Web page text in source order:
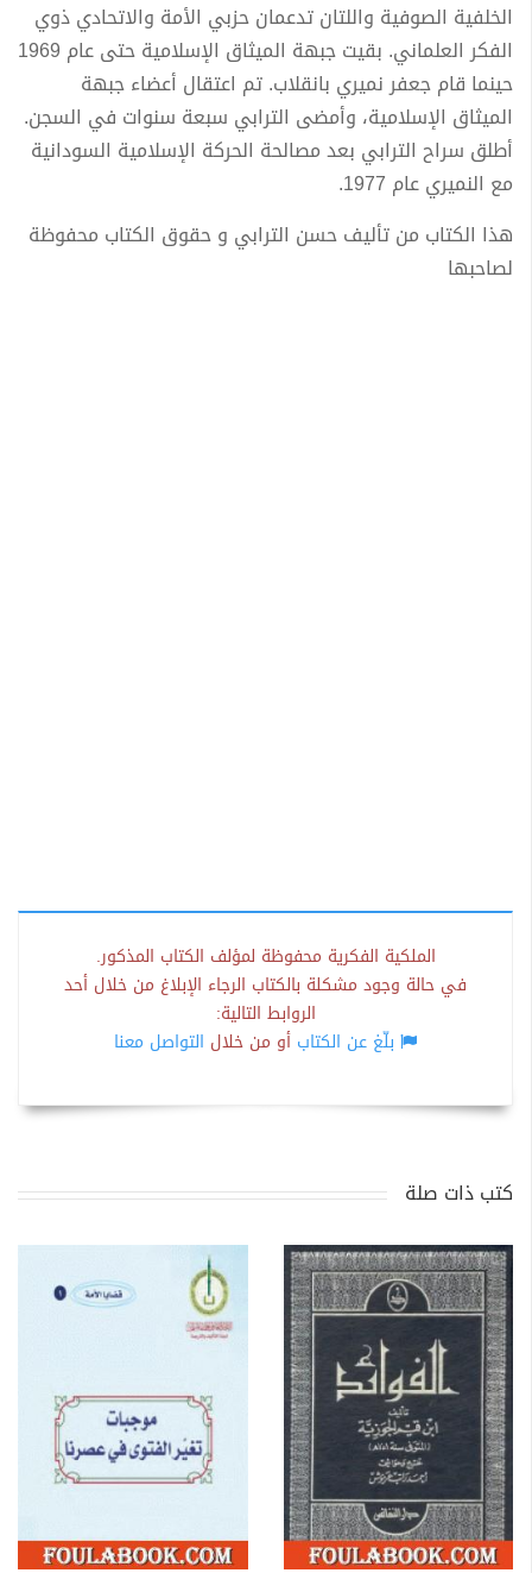
الخلفية الصوفية واللتان تدعمان حزبي الأمة والاتحادي ذوي
الفكر العلماني. بقيت جبهة الميثاق الإسلامية حتى عام 1969
حينما قام جعفر نميري بانقلاب. تم اعتقال أعضاء جبهة
الميثاق الإسلامية، وأمضى الترابي سبعة سنوات في السجن.
أطلق سراح الترابي بعد مصالحة الحركة الإسلامية السودانية
مع النميري عام 1977.
هذا الكتاب من تأليف حسن الترابي و حقوق الكتاب محفوظة
لصاحبها
الملكية الفكرية محفوظة لمؤلف الكتاب المذكور.
في حالة وجود مشكلة بالكتاب الرجاء الإبلاغ من خلال أحد
الروابط التالية:
بلّغ عن الكتاب أو من خلال التواصل معنا
كتب ذات صلة